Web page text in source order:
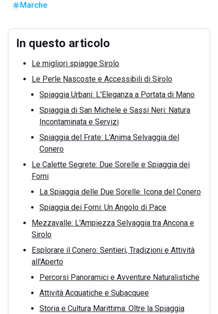
Marche
In questo articolo
Le migliori spiagge Sirolo
Le Perle Nascoste e Accessibili di Sirolo
Spiaggia Urbani: L'Eleganza a Portata di Mano
Spiaggia di San Michele e Sassi Neri: Natura
Incontaminata e Servizi
Spiaggia del Frate: L'Anima Selvaggia del
Conero
Le Calette Segrete: Due Sorelle e Spiaggia dei
Forni
La Spiaggia delle Due Sorelle: Icona del Conero
Spiaggia dei Forni: Un Angolo di Pace
Mezzavalle: L'Ampiezza Selvaggia tra Ancona e
Sirolo
Esplorare il Conero: Sentieri, Tradizioni e Attività
all'Aperto
Percorsi Panoramici e Avventure Naturalistiche
Attività Acquatiche e Subacquee
Storia e Cultura Marittima: Oltre la Spiaggia